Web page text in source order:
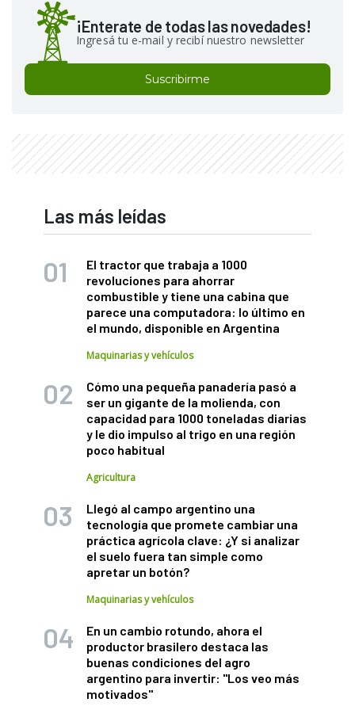
¡Enterate de todas las novedades!
Ingresá tu e-mail y recibí nuestro newsletter
Suscribirme
Las más leídas
El tractor que trabaja a 1000
revoluciones para ahorrar
combustible y tiene una cabina que
parece una computadora: lo último en
el mundo, disponible en Argentina
Maquinarias y vehículos
Cómo una pequeña panadería pasó a
ser un gigante de la molienda, con
capacidad para 1000 toneladas diarias
y le dio impulso al trigo en una región
poco habitual
Agricultura
Llegó al campo argentino una
tecnología que promete cambiar una
práctica agrícola clave: ¿Y si analizar
el suelo fuera tan simple como
apretar un botón?
Maquinarias y vehículos
En un cambio rotundo, ahora el
productor brasilero destaca las
buenas condiciones del agro
argentino para invertir: "Los veo más
motivados"